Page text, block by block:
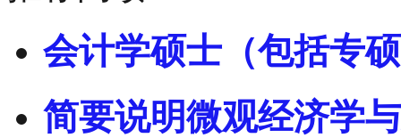
会计学硕士（包括专
简要说明微观经济学